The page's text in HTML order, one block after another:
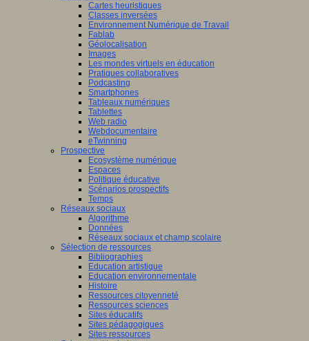
Cartes heuristiques
Classes inversées
Environnement Numérique de Travail
Fablab
Géolocalisation
Images
Les mondes virtuels en éducation
Pratiques collaboratives
Podcasting
Smartphones
Tableaux numériques
Tablettes
Web radio
Webdocumentaire
eTwinning
Prospective
Ecosystème numérique
Espaces
Politique éducative
Scénarios prospectifs
Temps
Réseaux sociaux
Algorithme
Données
Réseaux sociaux et champ scolaire
Sélection de ressources
Bibliographies
Education artistique
Education environnementale
Histoire
Ressources citoyenneté
Ressources sciences
Sites éducatifs
Sites pédagogiques
Sites ressources